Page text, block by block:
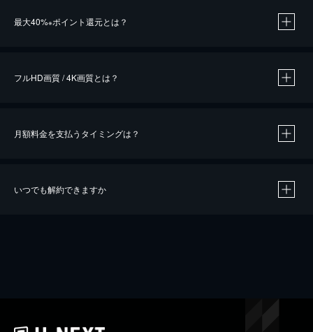
最大40%※ポイント還元とは？
※40％ポイント還元の対象は、クレジットカード決済による作品の購入 / レンタルです。
iOSアプリのUコイン決済による作品の購入 / レンタルは、20％のポイント還元です。
フルHD画質 / 4K画質とは？
月額料金を支払うタイミングは？
いつでも解約できますか